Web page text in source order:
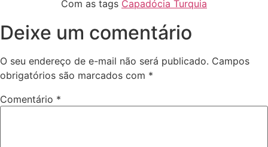
Com as tags Capadócia Turquia
Deixe um comentário
O seu endereço de e-mail não será publicado. Campos
obrigatórios são marcados com *
Comentário *